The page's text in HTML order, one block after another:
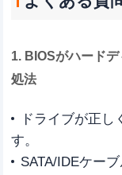
1. BIOSがハード
処法
ドライブが正し
す。
SATA/IDEケー